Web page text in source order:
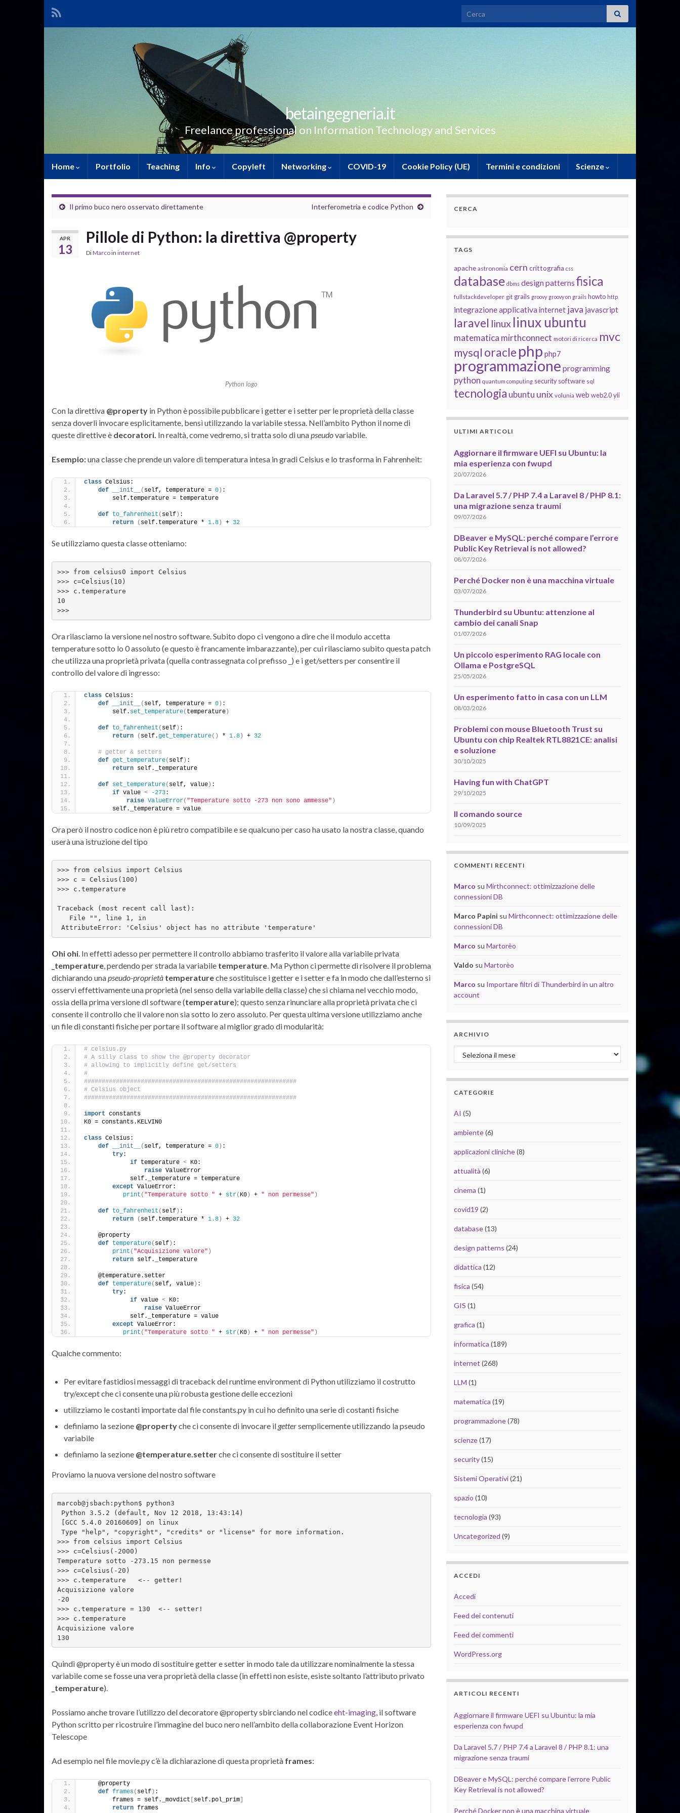
Search for:
betaingegneria.it
Freelance professional on Information Technology and Services
Home Portfolio Teaching Info Copyleft Networking COVID-19 Cookie Policy (UE) Termini e condizioni Scienze
Il primo buco nero osservato direttamente Interferometria e codice Python
APR
13
Pillole di Python: la direttiva @property
DiMarcoin internet
Python logo
Con la direttiva @property in Python è possibile pubblicare i getter e i setter per le proprietà della classe
senza doverli invocare esplicitamente, bensì utilizzando la variabile stessa. Nell’ambito Python il nome di
queste direttive è decoratori. In realtà, come vedremo, si tratta solo di unapseudovariabile.
Esempio:una classe che prende un valore di temperatura intesa in gradi Celsius e lo trasforma in Fahrenheit:
class Celsius:
def
__init__ ( self, temperature = 0 ) :
        self.temperature = temperature
def to_fahrenheit ( self ) :
return
( self.temperature * 1.8 ) + 32
Se utilizziamo questa classe otteniamo:
>>> from celsius0 import Celsius
>>> c=Celsius(10)
>>> c.temperature
10
>>>
Ora rilasciamo la versione nel nostro software. Subito dopo ci vengono a dire che il modulo accetta
temperature sotto lo 0 assoluto (e questo è francamente imbarazzante), per cui rilasciamo subito questa patch
che utilizza una proprietà privata (quella contrassegnata col prefisso _) e i get/setters per consentire il
controllo del valore di ingresso:
class Celsius:
def
__init__ ( self, temperature = 0) :
        self.
set_temperature( temperature)
def to_fahrenheit ( self) :
return
( self.get_temperature() * 1.8) + 32
# getter & setters
def get_temperature( self) :
return self._temperature
def set_temperature( self, value) :
if value < -273:
raise ValueError( "Temperature sotto -273 non sono ammesse" )
        self._temperature = value
Ora però il nostro codice non è più retro compatibile e se qualcuno per caso ha usato la nostra classe, quando
userà una istruzione del tipo
>>> from celsius import Celsius
>>> c = Celsius(100)
>>> c.temperature
Traceback (most recent call last):
   File "", line 1, in
AttributeError: 'Celsius' object has no attribute 'temperature'
Ohi ohi. In effetti adesso per permettere il controllo abbiamo trasferito il valore alla variabile privata
_temperature, perdendo per strada la variabile temperature. Ma Python ci permette di risolvere il problema
dichiarando unapseudo-proprietà temperatureche sostituisce i getter e i setter e fa in modo che dall’esterno si
osservi effettivamente una proprietà (nel senso della variabile della classe) che si chiama nel vecchio modo,
ossia della prima versione dl software (temperature); questo senza rinunciare alla proprietà privata che ci
consente il controllo che il valore non sia sotto lo zero assoluto. Per questa ultima versione utilizziamo anche
un file di constanti fisiche per portare il software al miglior grado di modularità:
# celsius.py
# A silly class to show the @property decorator
# allowing to implicitly define get/setters
#
############################################################
# Celsius object
############################################################
import constants
K0 = constants.KELVIN0
class Celsius:
def
__init__ ( self, temperature = 0 ) :
try:
if temperature < K0:
raise ValueError
             self._temperature = temperature
except ValueError:
print ( "Temperature sotto " + str( K0 ) + " non permesse" )
def to_fahrenheit ( self ) :
return
( self.temperature * 1.8 ) + 32
    @property
def temperature( self ) :
print ( "Acquisizione valore" )
return self._temperature
    @temperature.setter
def temperature( self, value ) :
try:
if value < K0:
raise ValueError
             self._temperature = value
except ValueError:
print ( "Temperature sotto " + str( K0 ) + " non permesse" )
Qualche commento:
Per evitare fastidiosi messaggi di traceback del runtime environment di Python utilizziamo il costrutto
try/except che ci consente una più robusta gestione delle eccezioni
utilizziamo le costanti importate dal file constants.py in cui ho definito una serie di costanti fisiche
definiamo la sezione @propertyche ci consente di invocare il gettersemplicemente utilizzando la pseudo
variabile
definiamo la sezione @temperature.setterche ci consente di sostituire il setter
Proviamo la nuova versione del nostro software
marcob@jsbach:python$ python3
Python 3.5.2 (default, Nov 12 2018, 13:43:14)
[GCC 5.4.0 20160609] on linux
Type "help", "copyright", "credits" or "license" for more information.
>>> from celsius import Celsius
>>> c=Celsius(-2000)
Temperature sotto -273.15 non permesse
>>> c=Celsius(-20)
>>> c.temperature   <-- getter!
Acquisizione valore
-20
>>> c.temperature = 130  <-- setter!
>>> c.temperature
Acquisizione valore
130
Quindi @property è un modo di sostituire getter e setter in modo tale da utilizzare nominalmente la stessa
variabile come se fosse una vera proprietà della classe (in effetti non esiste, esiste soltanto l’attributo privato
_temperature).
Possiamo anche trovare l’utilizzo del decoratore @property sbirciando nel codiceeht-imaging , il software
Python scritto per ricostruire l’immagine del buco nero nell’ambito della collaborazione Event Horizon
Telescope
Ad esempio nel file movie.py c’è la dichiarazione di questa proprietà frames:
    @property
def frames( self) :
        frames = self._movdict
[self.pol_prim]
return frames
CERCA
TAGS
apache astronomia cern crittografia css
database dbms design patterns fisica
fullstackdeveloper git grails groovy groovy on grails howto http
integrazione applicativainternet java javascript
laravel linux linux ubuntu
matematica mirthconnect motori di ricerca mvc
mysql oracle php php7
programmazione programming
python quantum computing security software sql
tecnologia ubuntu unix volunia web web2.0 yii
ULTIMI ARTICOLI
Aggiornare il firmware UEFI su Ubuntu: la
mia esperienza con fwupd
20/07/2026
Da Laravel 5.7 / PHP 7.4 a Laravel 8 / PHP 8.1:
una migrazione senza traumi
09/07/2026
DBeaver e MySQL: perché compare l’errore
Public Key Retrieval is not allowed?
08/07/2026
Perché Docker non è una macchina virtuale
03/07/2026
Thunderbird su Ubuntu: attenzione al
cambio dei canali Snap
01/07/2026
Un piccolo esperimento RAG locale con
Ollama e PostgreSQL
25/05/2026
Un esperimento fatto in casa con un LLM
08/03/2026
Problemi con mouse Bluetooth Trust su
Ubuntu con chip Realtek RTL8821CE: analisi
e soluzione
30/10/2025
Having fun with ChatGPT
29/10/2025
Il comando source
10/09/2025
COMMENTI RECENTI
Marco su Mirthconnect: ottimizzazione delle
connessioni DB
Marco Papini su Mirthconnect: ottimizzazione delle
connessioni DB
Marco su Martorèo
Valdo su Martorèo
Marco su Importare filtri di Thunderbird in un altro
account
ARCHIVIO
Archivio
CATEGORIE
AI (5)
ambiente(6)
applicazioni cliniche(8)
attualità (6)
cinema (1)
covid19 (2)
database(13)
design patterns (24)
didattica (12)
fisica (54)
GIS (1)
grafica (1)
informatica (189)
internet (268)
LLM (1)
matematica (19)
programmazione(78)
scienze(17)
security(15)
Sistemi Operativi(21)
spazio (10)
tecnologia (93)
Uncategorized (9)
ACCEDI
Accedi
Feed dei contenuti
Feed dei commenti
WordPress.org
ARTICOLI RECENTI
Aggiornare il firmware UEFI su Ubuntu: la mia
esperienza con fwupd
Da Laravel 5.7 / PHP 7.4 a Laravel 8 / PHP 8.1: una
migrazione senza traumi
DBeaver e MySQL: perché compare l’errore Public
Key Retrieval is not allowed?
Perché Docker non è una macchina virtuale